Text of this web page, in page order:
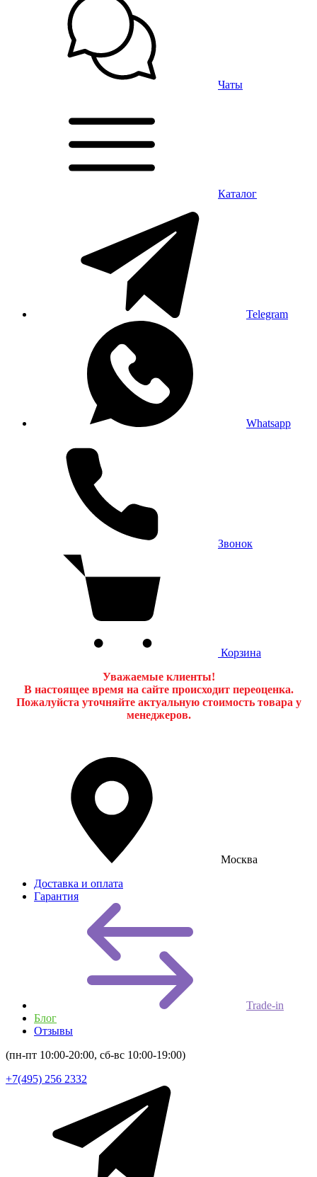
Чаты
Каталог
Telegram
Whatsapp
Звонок
Корзина
Уважаемые клиенты!
В настоящее время на сайте происходит переоценка.
Пожалуйста уточняйте актуальную стоимость товара у
менеджеров.
Москва
Доставка и оплата
Гарантия
Trade-in
Блог
Отзывы
(пн-пт 10:00-20:00, сб-вс 10:00-19:00)
+7(495) 256 2332